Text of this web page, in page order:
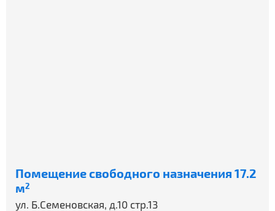
Помещение свободного назначения 17.2
м2
ул. Б.Семеновская, д.10 стр.13